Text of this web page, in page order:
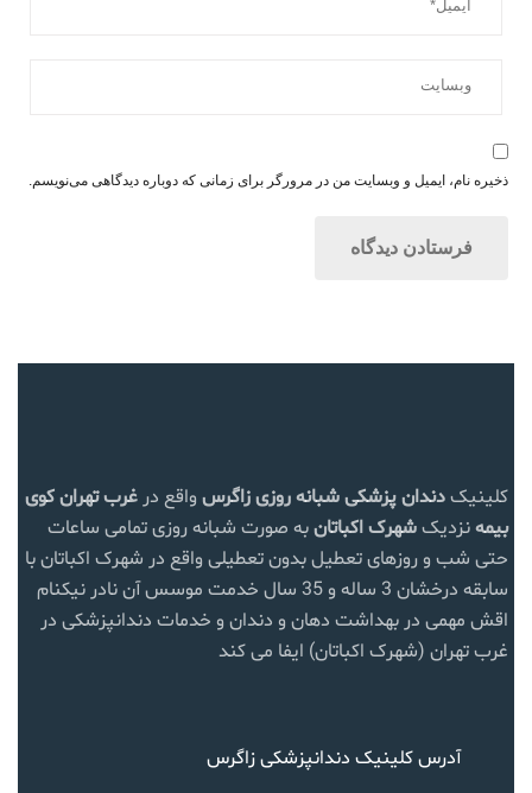
ذخیره نام، ایمیل و وبسایت من در مرورگر برای زمانی که دوباره دیدگاهی می‌نویسم.
کلینیکدندان پزشکی شبانه روزی زاگرس واقع در غرب تهرانکوی
بیمهنزدیکشهرک اکباتانبه صورت شبانه روزی تمامی ساعات
حتی شب و روزهای تعطیل بدون تعطیلی واقع در شهرک اکباتان با
سابقه درخشان 3 ساله و 35 سال خدمت موسس آن نادر نیکنام
اقش مهمی در بهداشت دهان و دندان و خدمات دندانپزشکی در
غرب تهران (شهرک اکباتان) ایفا می کند
آدرس کلینیک دندانپزشکی زاگرس